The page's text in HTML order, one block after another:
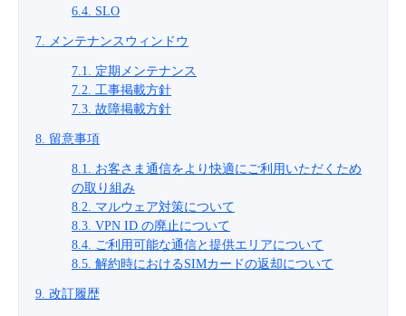
6.4. SLO
7. メンテナンスウィンドウ
7.1. 定期メンテナンス
7.2. 工事掲載方針
7.3. 故障掲載方針
8. 留意事項
8.1. お客さま通信をより快適にご利用いただくため
の取り組み
8.2. マルウェア対策について
8.3. VPN ID の廃止について
8.4. ご利用可能な通信と提供エリアについて
8.5. 解約時におけるSIMカードの返却について
9. 改訂履歴